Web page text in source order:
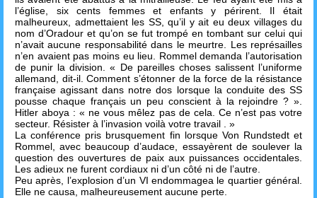
l’église, six cents femmes et enfants y périrent. Il était
malheureux, admettaient les SS, qu’il y ait eu deux villages du
nom d’Oradour et qu’on se fut trompé en tombant sur celui qui
n’avait aucune responsabilité dans le meurtre. Les représailles
n’en avaient pas moins eu lieu. Rommel demanda l’autorisation
de punir la division. « De pareilles choses salissent l’uniforme
allemand, dit-il. Comment s’étonner de la force de la résistance
française agissant dans notre dos lorsque la conduite des SS
pousse chaque français un peu conscient à la rejoindre ? ».
Hitler aboya : « ne vous mêlez pas de cela. Ce n’est pas votre
secteur. Résister à l’invasion voilà votre travail . »
La conférence pris brusquement fin lorsque Von Rundstedt et
Rommel, avec beaucoup d’audace, essayèrent de soulever la
question des ouvertures de paix aux puissances occidentales.
Les adieux ne furent cordiaux ni d’un côté ni de l’autre.
Peu après, l’explosion d’un VI endommagea le quartier général.
Elle ne causa, malheureusement aucune perte.